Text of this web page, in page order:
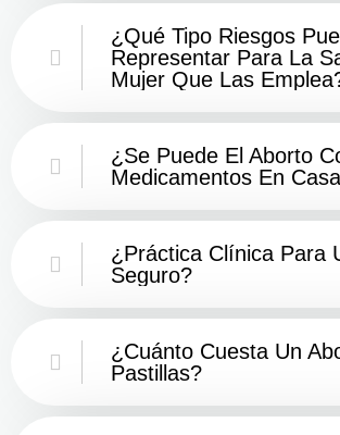
¿Qué Tipo Riesgos
Representar Para La
Mujer Que Las
¿Se Puede El Aborto
Medicamentos En
¿Práctica Clínica Para
Seguro?
¿Cuánto Cuesta Un
Pastillas?